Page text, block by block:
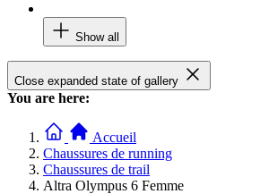
Show all
Close expanded state of gallery
You are here:
Accueil
Chaussures de running
Chaussures de trail
Altra Olympus 6 Femme